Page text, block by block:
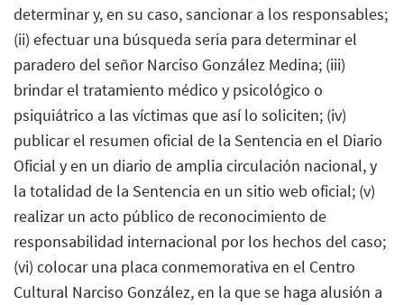
determinar y, en su caso, sancionar a los responsables;
(ii) efectuar una búsqueda seria para determinar el
paradero del señor Narciso González Medina; (iii)
brindar el tratamiento médico y psicológico o
psiquiátrico a las víctimas que así lo soliciten; (iv)
publicar el resumen oficial de la Sentencia en el Diario
Oficial y en un diario de amplia circulación nacional, y
la totalidad de la Sentencia en un sitio web oficial; (v)
realizar un acto público de reconocimiento de
responsabilidad internacional por los hechos del caso;
(vi) colocar una placa conmemorativa en el Centro
Cultural Narciso González, en la que se haga alusión a